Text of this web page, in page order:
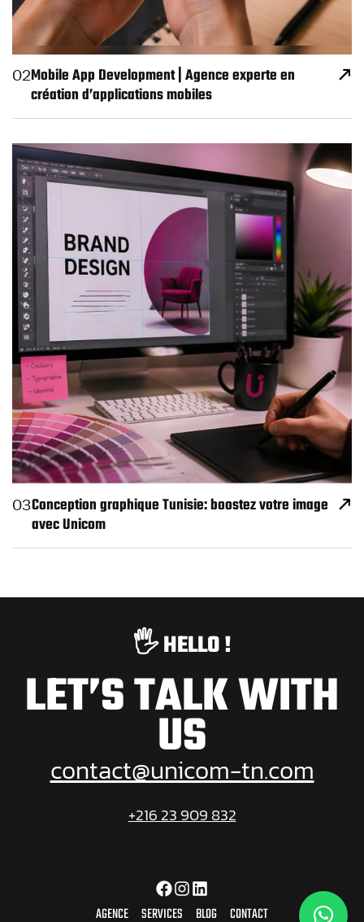
02Mobile App Development | Agence experte en
création d’applications mobiles
03Conception graphique Tunisie: boostez votre image
avec Unicom
🖐️ HELLO !
LET’S TALK WITH
US
contact@unicom-tn.com
+216 23 909 832
AGENCE SERVICES BLOG CONTACT